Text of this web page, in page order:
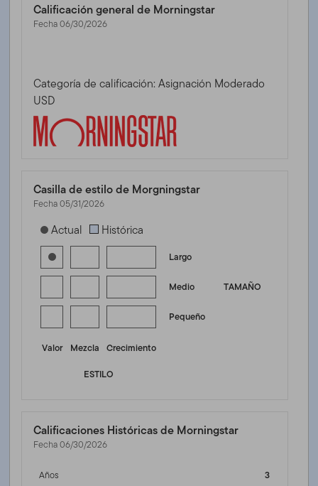
Calificación general de Morningstar
Fecha 06/30/2026
Categoría de calificación: Asignación Moderado
USD
Casilla de estilo de Morgningstar
Fecha 05/31/2026
[products.morningstar-stylebox-title-sr-equity]
Actual Histórica
Largo
TAMAÑO
Medio
Pequeño
Valor Mezcla
Crecimiento
ESTILO
Calificaciones Históricas de Morningstar
Fecha 06/30/2026
Años 3